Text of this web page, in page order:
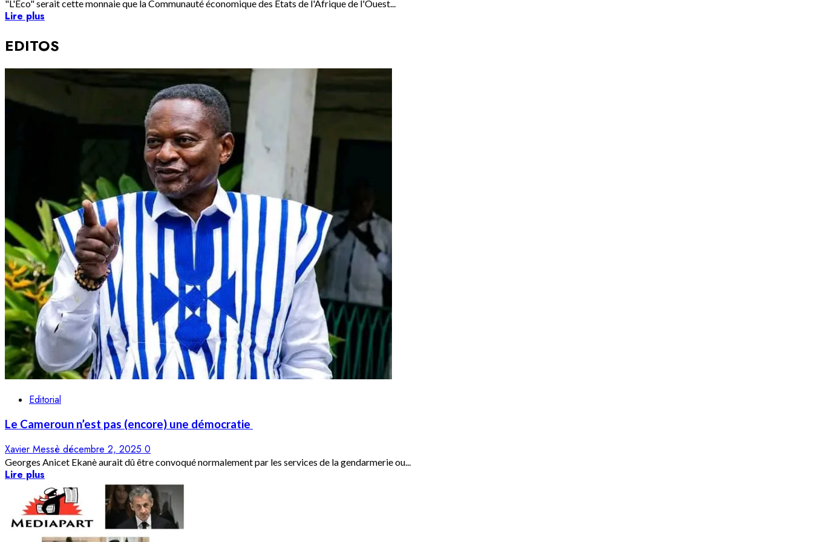
"L'Eco" serait cette monnaie que la Communauté économique des États de l'Afrique de l'Ouest...
Lire plus
EDITOS
Editorial
Le Cameroun n’est pas (encore) une démocratie
Xavier Messè décembre 2, 2025 0
Georges Anicet Ekanè aurait dû être convoqué normalement par les services de la gendarmerie ou...
Lire plus